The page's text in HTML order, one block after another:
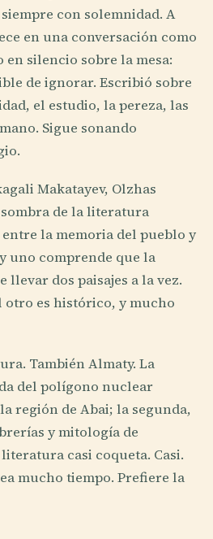
con solemnidad. A
en una conversación como
silencio sobre la mesa:
de ignorar. Escribió sobre
el estudio, la pereza, las
Sigue sonando
Makatayev, Olzhas
de la literatura
la memoria del pueblo y
uno comprende que la
llevar dos paisajes a la vez.
otro es histórico, y mucho
También Almaty. La
del polígono nuclear
región de Abai; la segunda,
y mitología de
casi coqueta. Casi.
mucho tiempo. Prefiere la